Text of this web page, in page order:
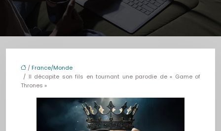
/ France/Monde
/ Il décapite son fils en tournant une parodie de « Game of
Thrones »